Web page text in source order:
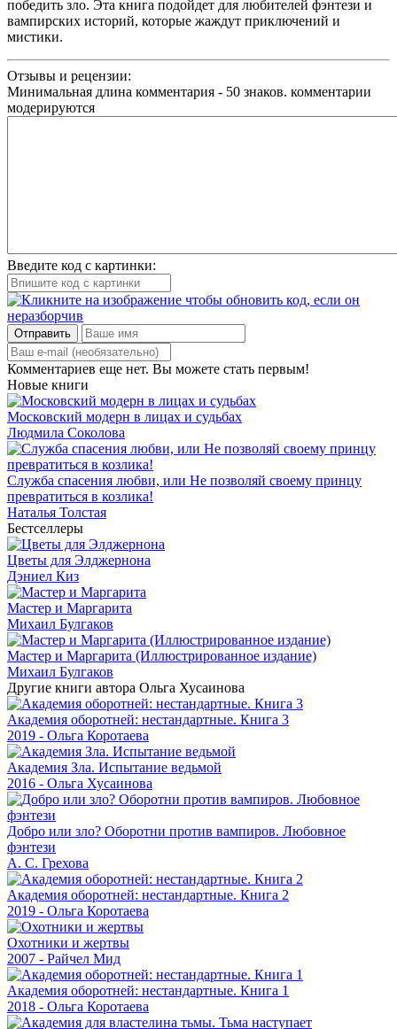
победить зло. Эта книга подойдет для любителей фэнтези и
вампирских историй, которые жаждут приключений и
мистики.
Отзывы и рецензии:
Минимальная длина комментария - 50 знаков. комментарии
модерируются
Введите код с картинки:
Отправить
Комментариев еще нет. Вы можете стать первым!
Новые книги
Московский модерн в лицах и судьбах
Людмила Соколова
Служба спасения любви, или Не позволяй своему принцу
превратиться в козлика!
Наталья Толстая
Бестселлеры
Цветы для Элджернона
Дэниел Киз
Мастер и Маргарита
Михаил Булгаков
Мастер и Маргарита (Иллюстрированное издание)
Михаил Булгаков
Другие книги автора Ольга Хусаинова
Академия оборотней: нестандартные. Книга 3
2019 - Ольга Коротаева
Академия Зла. Испытание ведьмой
2016 - Ольга Хусаинова
Добро или зло? Оборотни против вампиров. Любовное
фэнтези
А. С. Грехова
Академия оборотней: нестандартные. Книга 2
2019 - Ольга Коротаева
Охотники и жертвы
2007 - Райчел Мид
Академия оборотней: нестандартные. Книга 1
2018 - Ольга Коротаева